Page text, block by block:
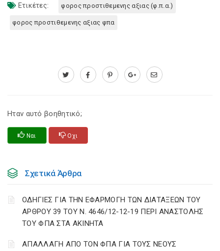
Ετικέτες: φορος προστιθεμενης αξιας (φ.π.α.)
φορος προστιθεμενης αξιας φπα
Ηταν αυτό βοηθητικό;
Ναι Οχι
Σχετικά Άρθρα
ΟΔΗΓΙΕΣ ΓΙΑ ΤΗΝ ΕΦΑΡΜΟΓΗ ΤΩΝ ΔΙΑΤΑΞΕΩΝ ΤΟΥ
ΑΡΘΡΟΥ 39 ΤΟΥ Ν. 4646/12-12-19 ΠΕΡΙ ΑΝΑΣΤΟΛΗΣ
ΤΟΥ ΦΠΑ ΣΤΑ ΑΚΙΝΗΤΑ
ΑΠΑΛΛΑΓΗ ΑΠΟ ΤΟΝ ΦΠΑ ΓΙΑ ΤΟΥΣ ΝΕΟΥΣ